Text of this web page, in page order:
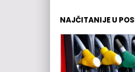
NAJČITANIJE U